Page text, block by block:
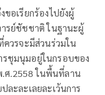
อเรียกร้องไปยังผู้
รย์​ชัชชาติ​ ในฐานะ​ผู้​
ควรจะมีส่วนร่วมใน
รชุมนุมอยู่ในกรอบของ​
ศ.2558 ในพื้นที่ลาน
ะละเลย​ละเว้นการ